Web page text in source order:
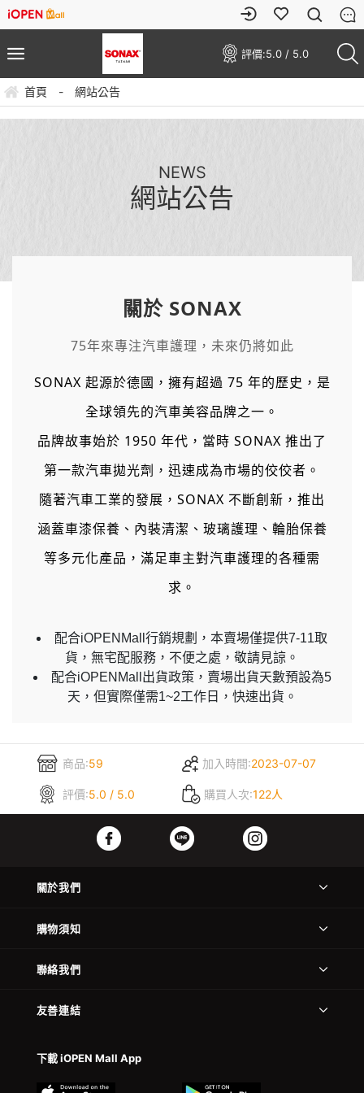
評價:5.0 / 5.0
首頁 - 網站公告
NEWS
網站公告
關於 SONAX
75年來專注汽車護理，未來仍將如此
SONAX 起源於德國，擁有超過 75 年的歷史，是
全球領先的汽車美容品牌之一。
品牌故事始於 1950 年代，當時 SONAX 推出了
第一款汽車拋光劑，迅速成為市場的佼佼者。
隨著汽車工業的發展，SONAX 不斷創新，推出
涵蓋車漆保養、內裝清潔、玻璃護理、輪胎保養
等多元化產品，滿足車主對汽車護理的各種需
求。
配合iOPENMall行銷規劃，本賣場僅提供7-11取
貨，無宅配服務，不便之處，敬請見諒。
配合iOPENMall出貨政策，賣場出貨天數預設為5
天，但實際僅需1~2工作日，快速出貨。
商品:59 加入時間:2023-07-07
評價:5.0 / 5.0 購買人次:122人
關於我們
購物須知
聯絡我們
友善連結
下載 iOPEN Mall App